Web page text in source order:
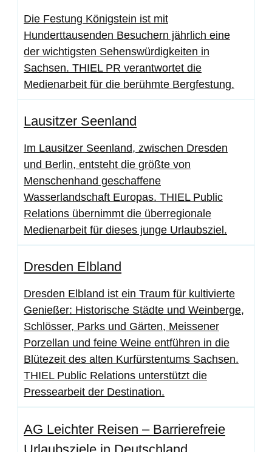
Die Festung Königstein ist mit
Hunderttausenden Besuchern jährlich eine
der wichtigsten Sehenswürdigkeiten in
Sachsen. THIEL PR verantwortet die
Medienarbeit für die berühmte Bergfestung.
Lausitzer Seenland
Im Lausitzer Seenland, zwischen Dresden
und Berlin, entsteht die größte von
Menschenhand geschaffene
Wasserlandschaft Europas. THIEL Public
Relations übernimmt die überregionale
Medienarbeit für dieses junge Urlaubsziel.
Dresden Elbland
Dresden Elbland ist ein Traum für kultivierte
Genießer: Historische Städte und Weinberge,
Schlösser, Parks und Gärten, Meissener
Porzellan und feine Weine entführen in die
Blütezeit des alten Kurfürstentums Sachsen.
THIEL Public Relations unterstützt die
Pressearbeit der Destination.
AG Leichter Reisen – Barrierefreie